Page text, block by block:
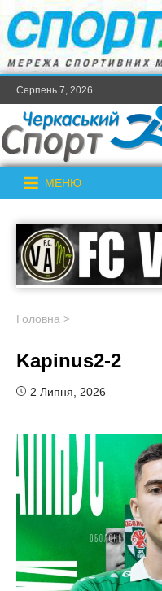
Серпень 7, 2026
МЕНЮ
Головна >
Kapinus2-2
2 Липня, 2026